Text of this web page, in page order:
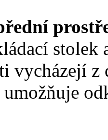
stolek
vycházejí z
umožňuje